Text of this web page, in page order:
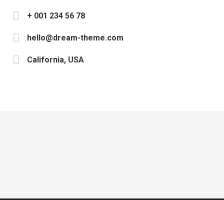
+ 001 234 56 78
hello@dream-theme.com
California, USA